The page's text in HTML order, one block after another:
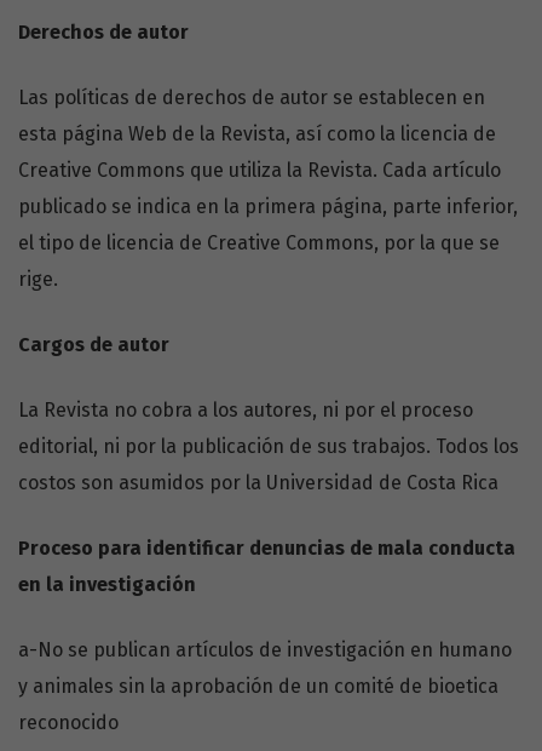
Derechos de autor
Las políticas de derechos de autor se establecen en
esta página Web de la Revista, así como la licencia de
Creative Commons que utiliza la Revista. Cada artículo
publicado se indica en la primera página, parte inferior,
el tipo de licencia de Creative Commons, por la que se
rige.
Cargos de autor
La Revista no cobra a los autores, ni por el proceso
editorial, ni por la publicación de sus trabajos. Todos los
costos son asumidos por la Universidad de Costa Rica
Proceso para identificar denuncias de mala conducta
en la investigación
a-No se publican artículos de investigación en humano
y animales sin la aprobación de un comité de bioetica
reconocido